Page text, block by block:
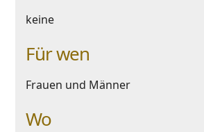
keine
Für wen
Frauen und Männer
Wo